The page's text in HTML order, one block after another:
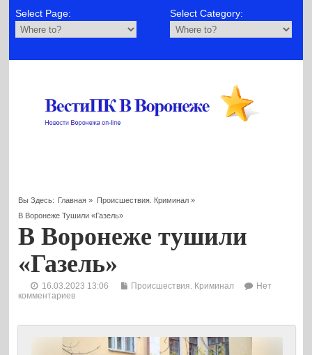
Select Page: Select Category:
Вы Здесь: Главная » Происшествия. Криминал»
В Воронеже Тушили «Газель»
В Воронеже тушили
«Газель»
16.03.2023 13:06 Происшествия. Криминал
Нет
комментариев